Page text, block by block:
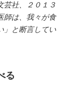
芸社、２０１３
師は、我々が食
」と断言してい
る